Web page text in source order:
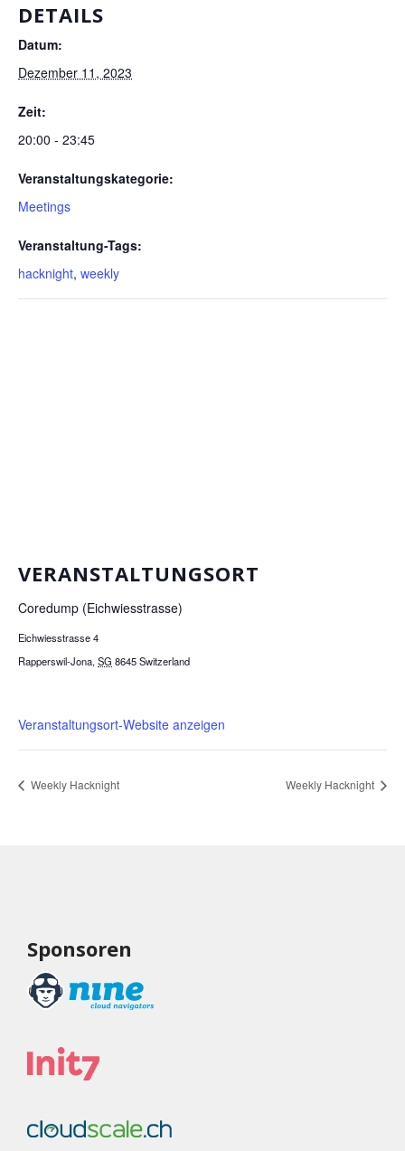
DETAILS
Datum:
Dezember 11, 2023
Zeit:
20:00 - 23:45
Veranstaltungskategorie:
Meetings
Veranstaltung-Tags:
hacknight, weekly
VERANSTALTUNGSORT
Coredump (Eichwiesstrasse)
Eichwiesstrasse 4
Rapperswil-Jona, SG 8645Switzerland
Veranstaltungsort-Website anzeigen
Weekly Hacknight Weekly Hacknight
Sponsoren